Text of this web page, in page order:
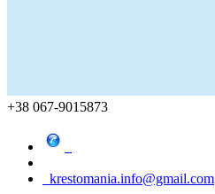
+38 067-9015873
krestomania.info@gmail.com